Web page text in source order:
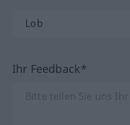
Ihr Feedback*